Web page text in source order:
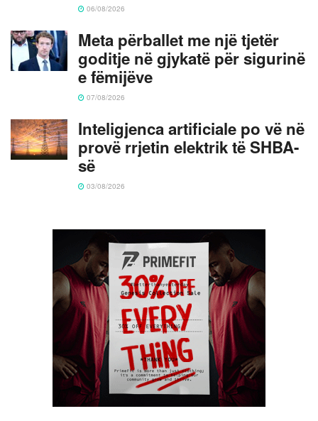
06/08/2026
Meta përballet me një tjetër
goditje në gjykatë për sigurinë
e fëmijëve
07/08/2026
Inteligjenca artificiale po vë në
provë rrjetin elektrik të SHBA-
së
03/08/2026